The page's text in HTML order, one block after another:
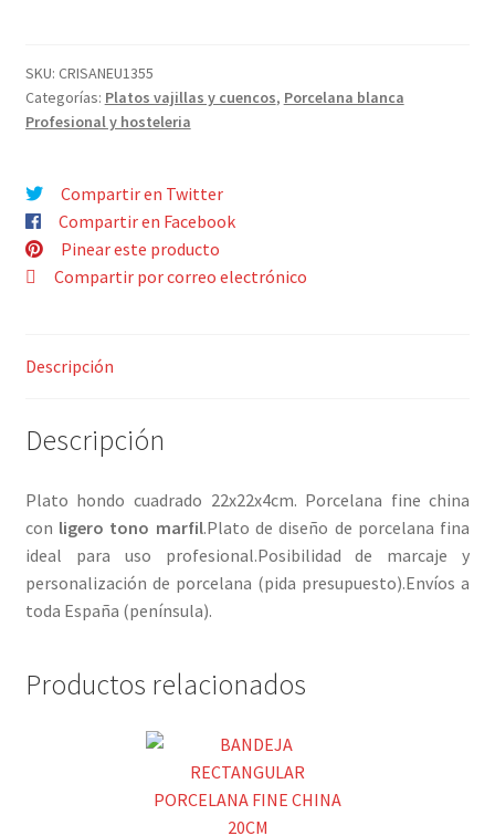
FINE
CHINA
METEOR
cantidad
SKU: CRISANEU1355
Categorías: Platos vajillas y cuencos, Porcelana blanca
Profesional y hosteleria
Compartir en Twitter
Compartir en Facebook
Pinear este producto
Compartir por correo electrónico
Descripción
Descripción
Plato hondo cuadrado 22x22x4cm. Porcelana fine china
con ligero tono marfil.Plato de diseño de porcelana fina
ideal para uso profesional.Posibilidad de marcaje y
personalización de porcelana (pida presupuesto).Envíos a
toda España (península).
Productos relacionados